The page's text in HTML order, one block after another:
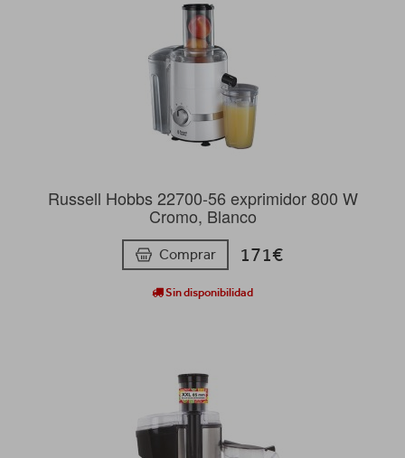
Russell Hobbs 22700-56 exprimidor 800 W
Cromo, Blanco
Comprar 171€
Sin disponibilidad